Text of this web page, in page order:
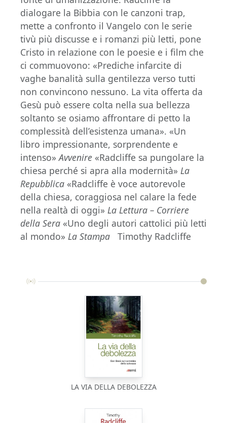
dialogare la Bibbia con le canzoni trap,
mette a confronto il Vangelo con le serie
tivù più discusse e i romanzi più letti, pone
Cristo in relazione con le poesie e i film che
ci commuovono: «Prediche infarcite di
vaghe banalità sulla gentilezza verso tutti
non convincono nessuno. La vita offerta da
Gesù può essere colta nella sua bellezza
soltanto se osiamo affrontare di petto la
complessità dell’esistenza umana». «Un
libro impressionante, sorprendente e
intenso»Avvenire «Radcliffe sa pungolare la
chiesa perché si apra alla modernità» La
Repubblica «Radcliffe è voce autorevole
della chiesa, coraggiosa nel calare la fede
nella realtà di oggi» La Lettura – Corriere
della Sera «Uno degli autori cattolici più letti
al mondo» La Stampa Timothy Radcliffe
LA VIA DELLA DEBOLEZZA